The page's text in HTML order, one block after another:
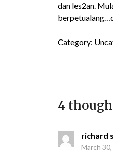
dan les2an.
Category:
4
richard
March